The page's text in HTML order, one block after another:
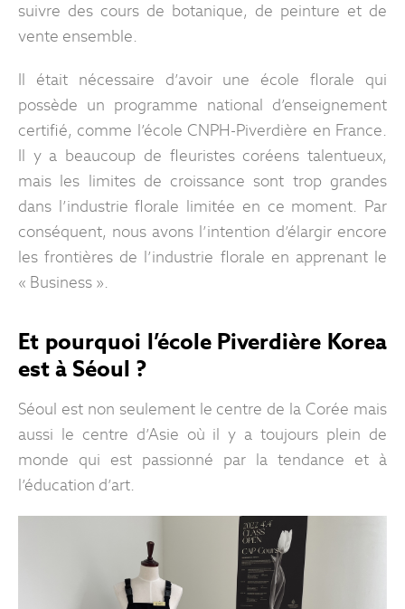
suivre des cours de botanique, de peinture et de
vente ensemble.
Il était nécessaire d’avoir une école florale qui
possède un programme national d’enseignement
certifié, comme l’école CNPH-Piverdière en France.
Il y a beaucoup de fleuristes coréens talentueux,
mais les limites de croissance sont trop grandes
dans l’industrie florale limitée en ce moment. Par
conséquent, nous avons l’intention d’élargir encore
les frontières de l’industrie florale en apprenant le
« Business ».
Et pourquoi l’école Piverdière Korea
est à Séoul ?
Séoul est non seulement le centre de la Corée mais
aussi le centre d’Asie où il y a toujours plein de
monde qui est passionné par la tendance et à
l’éducation d’art.